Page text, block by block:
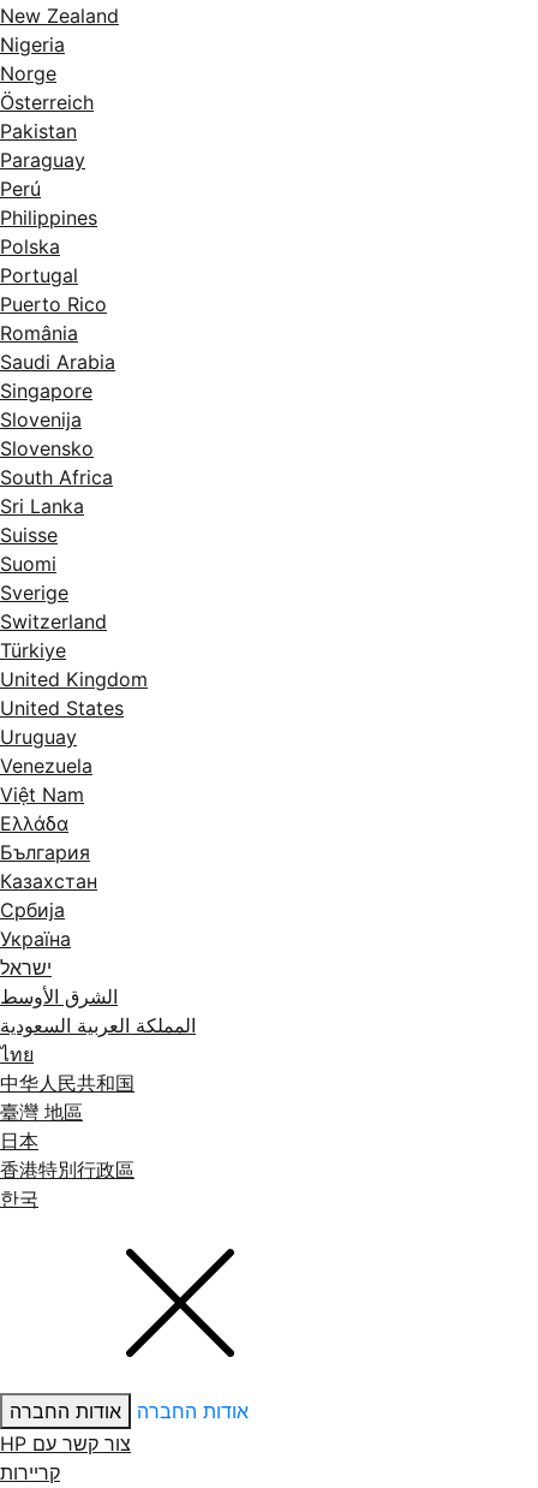
New Zealand
Nigeria
Norge
Österreich
Pakistan
Paraguay
Perú
Philippines
Polska
Portugal
Puerto Rico
România
Saudi Arabia
Singapore
Slovenija
Slovensko
South Africa
Sri Lanka
Suisse
Suomi
Sverige
Switzerland
Türkiye
United Kingdom
United States
Uruguay
Venezuela
Việt Nam
Ελλάδα
България
Казахстан
Србија
Україна
ישראל
الشرق الأوسط
المملكة العربية السعودية
ไทย
中华人民共和国
臺灣 地區
日本
香港特別行政區
한국
אודות החברה
אודות החברה
צור קשר עם ‏HP
קריירות